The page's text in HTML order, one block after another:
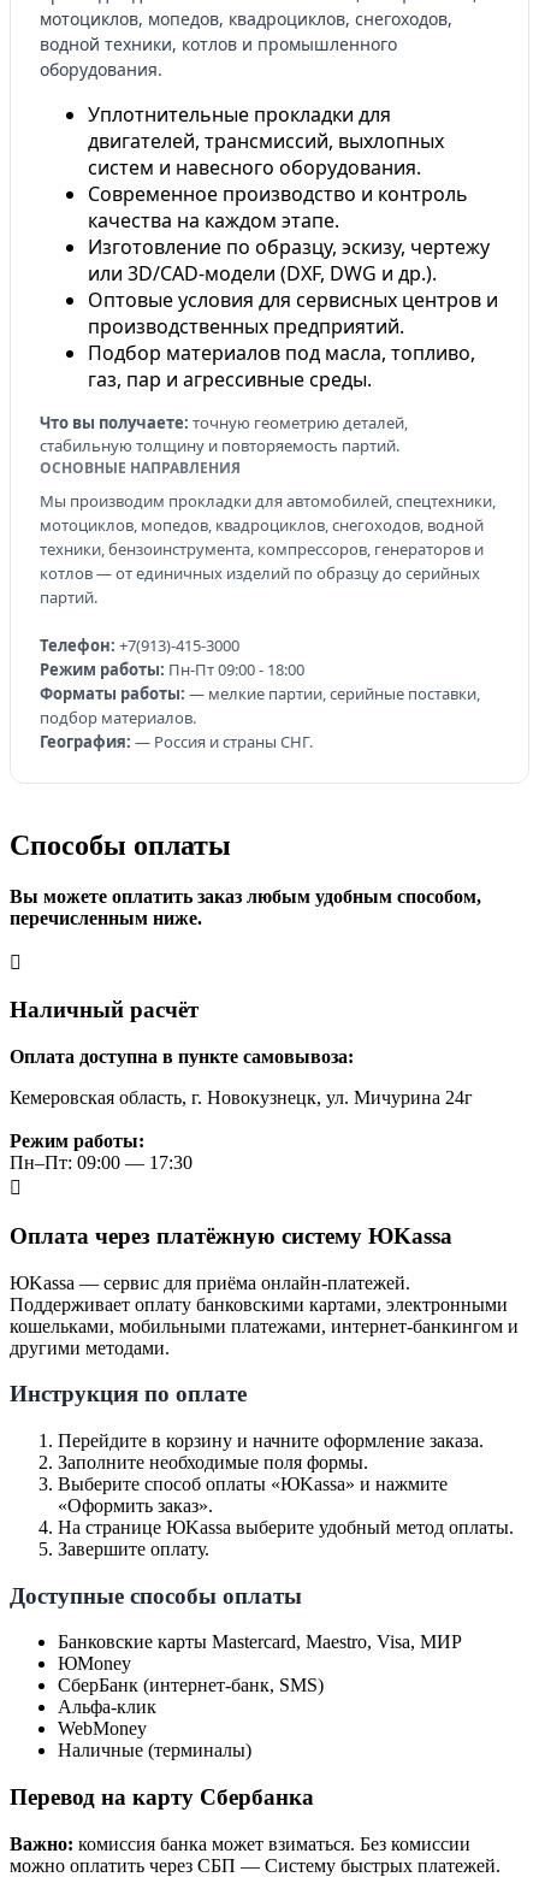
мотоциклов, мопедов, квадроциклов, снегоходов,
водной техники, котлов и промышленного
оборудования.
Уплотнительные прокладки для
двигателей, трансмиссий, выхлопных
систем и навесного оборудования.
Современное производство и контроль
качества на каждом этапе.
Изготовление по образцу, эскизу, чертежу
или 3D/CAD-модели (DXF, DWG и др.).
Оптовые условия для сервисных центров и
производственных предприятий.
Подбор материалов под масла, топливо,
газ, пар и агрессивные среды.
Что вы получаете: точную геометрию деталей,
стабильную толщину и повторяемость партий.
ОСНОВНЫЕ НАПРАВЛЕНИЯ
Мы производим прокладки для автомобилей, спецтехники,
мотоциклов, мопедов, квадроциклов, снегоходов, водной
техники, бензоинструмента, компрессоров, генераторов и
котлов — от единичных изделий по образцу до серийных
партий.
Телефон: +7(913)-415-3000
Режим работы: Пн-Пт 09:00 - 18:00
Форматы работы: — мелкие партии, серийные поставки,
подбор материалов.
География: — Россия и страны СНГ.
Способы оплаты
Вы можете оплатить заказ любым удобным способом,
перечисленным ниже.
Наличный расчёт
Оплата доступна в пункте самовывоза:
Кемеровская область, г. Новокузнецк, ул. Мичурина 24г
Режим работы:
Пн–Пт: 09:00 — 17:30
Оплата через платёжную систему ЮKassa
ЮKassa — сервис для приёма онлайн-платежей.
Поддерживает оплату банковскими картами, электронными
кошельками, мобильными платежами, интернет-банкингом и
другими методами.
Инструкция по оплате
Перейдите в корзину и начните оформление заказа.
Заполните необходимые поля формы.
Выберите способ оплаты «ЮKassa» и нажмите
«Оформить заказ».
На странице ЮKassa выберите удобный метод оплаты.
Завершите оплату.
Доступные способы оплаты
Банковские карты Mastercard, Maestro, Visa, МИР
ЮMoney
СберБанк (интернет-банк, SMS)
Альфа-клик
WebMoney
Наличные (терминалы)
Перевод на карту Сбербанка
Важно: комиссия банка может взиматься. Без комиссии
можно оплатить через СБП — Систему быстрых платежей.